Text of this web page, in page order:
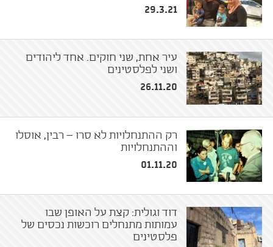
29.3.21
עיר אחת, שני חוקים. אחד ליהודים
ושני לפלסטינים
26.11.20
רק ההתנחלויות לא סרו – רבין, אוסלו
וההתנחלויות
01.11.20
דוד וגולית: קצת על האופן שבו
עמותות מתנחלים רוכשות נכסים של
פלסטינים